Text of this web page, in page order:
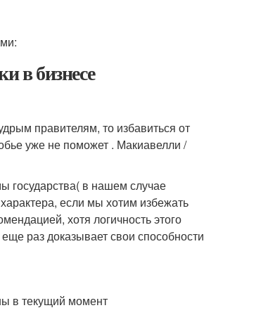
в бизнесе
правителям, то избавиться от
уже не поможет . Макиавелли /
государства( в нашем случае
если мы хотим избежать
хотя логичность этого
раз доказывает свои способности
в текущий момент